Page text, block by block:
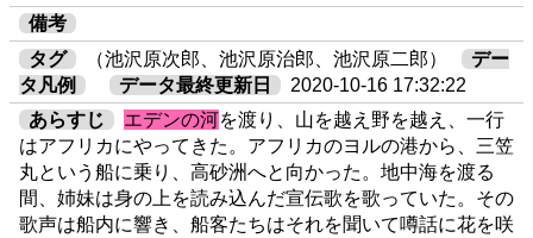
備考
タグ
（池沢原次郎、池沢原治郎、池沢原二郎）
デー
タ凡例
データ最終更新日
2020-10-16 17:32:22
あらすじ
エデンの河を渡り、山を越え野を越え、一行
はアフリカにやってきた。アフリカのヨルの港から、三笠
丸という船に乗り、高砂洲へと向かった。地中海を渡る
間、姉妹は身の上を読み込んだ宣伝歌を歌っていた。その
歌声は船内に響き、船客たちはそれを聞いて噂話に花を咲